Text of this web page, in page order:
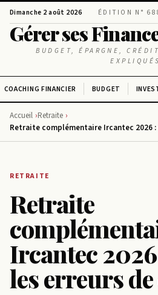
Dimanche 2 août 2026 ÉDITION N°
Gérer ses
BUDGET, ÉPARGNE,
EXPLIQUÉS
COACHING FINANCIER BUDGET
Accueil Retraite
Retraite complémentaire Ircantec 2026
RETRAITE
Retraite
Ircantec
les erreurs